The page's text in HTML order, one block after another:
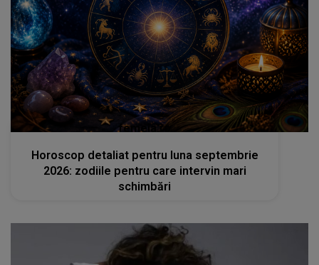
femeia.ro
Horoscop detaliat pentru luna septembrie
2026: zodiile pentru care intervin mari
schimbări